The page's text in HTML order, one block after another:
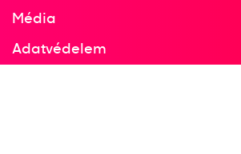
Média
Adatvédelem